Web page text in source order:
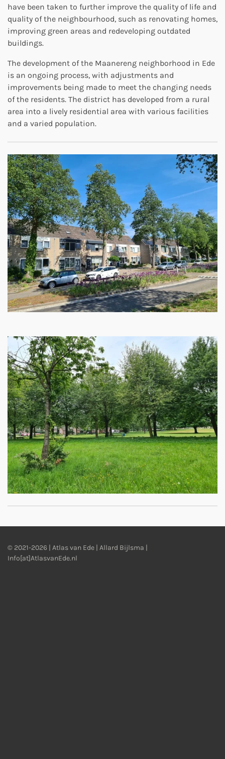
have been taken to further improve the quality of life and
quality of the neighbourhood, such as renovating homes,
improving green areas and redeveloping outdated
buildings.
The development of the Maanereng neighborhood in Ede
is an ongoing process, with adjustments and
improvements being made to meet the changing needs
of the residents. The district has developed from a rural
area into a lively residential area with various facilities
and a varied population.
© 2021-2026 | Atlas van Ede | Allard Bijlsma |
Info[at]AtlasvanEde.nl